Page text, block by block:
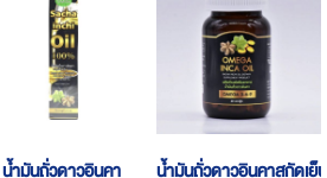
น้ำมันถั่วดาวอินคา
น้ำมันถั่วดาวอินคาสกัดเย็น